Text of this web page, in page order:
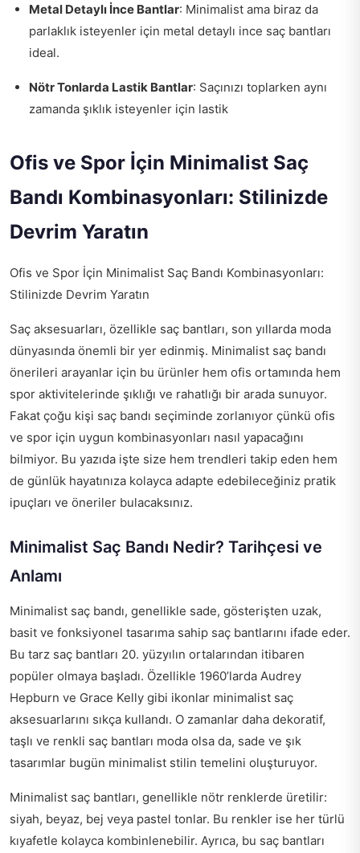
Metal Detaylı İnce Bantlar: Minimalist ama biraz da
parlaklık isteyenler için metal detaylı ince saç bantları
ideal.
Nötr Tonlarda Lastik Bantlar: Saçınızı toplarken aynı
zamanda şıklık isteyenler için lastik
Ofis ve Spor İçin Minimalist Saç
Bandı Kombinasyonları: Stilinizde
Devrim Yaratın
Ofis ve Spor İçin Minimalist Saç Bandı Kombinasyonları:
Stilinizde Devrim Yaratın
Saç aksesuarları, özellikle saç bantları, son yıllarda moda
dünyasında önemli bir yer edinmiş. Minimalist saç bandı
önerileri arayanlar için bu ürünler hem ofis ortamında hem
spor aktivitelerinde şıklığı ve rahatlığı bir arada sunuyor.
Fakat çoğu kişi saç bandı seçiminde zorlanıyor çünkü ofis
ve spor için uygun kombinasyonları nasıl yapacağını
bilmiyor. Bu yazıda işte size hem trendleri takip eden hem
de günlük hayatınıza kolayca adapte edebileceğiniz pratik
ipuçları ve öneriler bulacaksınız.
Minimalist Saç Bandı Nedir? Tarihçesi ve
Anlamı
Minimalist saç bandı, genellikle sade, gösterişten uzak,
basit ve fonksiyonel tasarıma sahip saç bantlarını ifade eder.
Bu tarz saç bantları 20. yüzyılın ortalarından itibaren
popüler olmaya başladı. Özellikle 1960’larda Audrey
Hepburn ve Grace Kelly gibi ikonlar minimalist saç
aksesuarlarını sıkça kullandı. O zamanlar daha dekoratif,
taşlı ve renkli saç bantları moda olsa da, sade ve şık
tasarımlar bugün minimalist stilin temelini oluşturuyor.
Minimalist saç bantları, genellikle nötr renklerde üretilir:
siyah, beyaz, bej veya pastel tonlar. Bu renkler ise her türlü
kıyafetle kolayca kombinlenebilir. Ayrıca, bu saç bantları